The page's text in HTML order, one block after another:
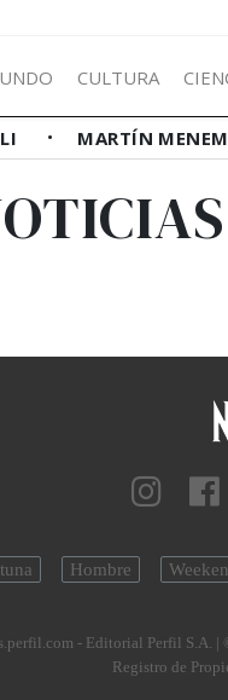
CULTURA
MARTÍN MENEM
Hombre
- Editorial Perfil S.A. |
Registro de